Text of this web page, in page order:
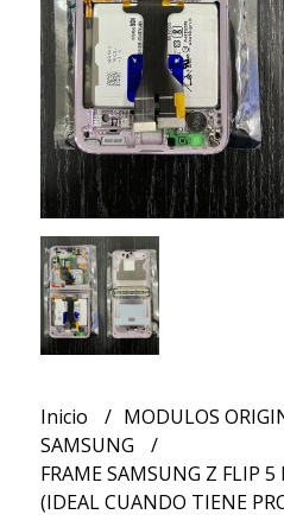
Inicio
MODULOS
SAMSUNG
FRAME SAMSUNG Z FLIP
(IDEAL CUANDO TIENE